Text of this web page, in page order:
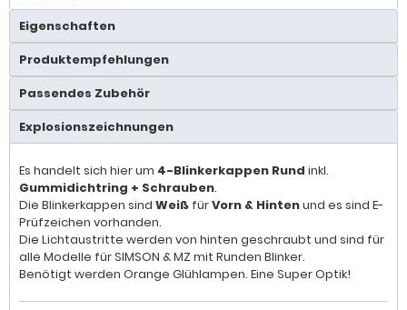
Eigenschaften
Produktempfehlungen
Passendes Zubehör
Explosionszeichnungen
Es handelt sich hier um 4-Blinkerkappen Rund inkl.
Gummidichtring + Schrauben.
Die Blinkerkappen sind Weiß fürVorn & Hintenund es sind E-
Prüfzeichen vorhanden.
Die Lichtaustritte werden von hinten geschraubt und sind für
alle Modelle für SIMSON & MZ mit Runden Blinker.
Benötigt werden Orange Glühlampen. Eine Super Optik!